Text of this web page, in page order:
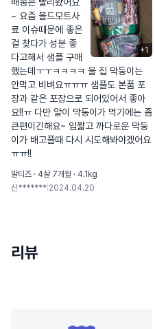
+1
~ 요즘 볼드모트사
료 이슈때문에 좋은
걸 찾다가 성분 좋
다고해서 샘플 구매
했는데ㅜㅜㅋㅋㅋㅋ 울 집 막둥이는
안먹고 비벼요ㅠㅠㅠ 샘플도 본품 포
장과 같은 포장으로 되어있어서 좋아
요!!ㅠ 다만 알이 막둥이가 먹기에는 좀
큰편이긴해요~ 입짧고 까다로운 막둥
이가 배고플때 다시 시도해봐야겠어요
ㅠㅠ!!
말티즈 · 4살 7개월 · 4.1kg
신******* 2024.04.20
리뷰